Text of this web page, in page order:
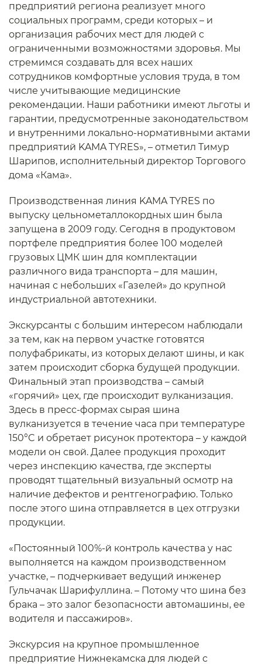
предприятий региона реализует много
социальных программ, среди которых – и
организация рабочих мест для людей с
ограниченными возможностями здоровья. Мы
стремимся создавать для всех наших
сотрудников комфортные условия труда, в том
числе учитывающие медицинские
рекомендации. Наши работники имеют льготы и
гарантии, предусмотренные законодательством
и внутренними локально-нормативными актами
предприятий KAMA TYRES», – отметил Тимур
Шарипов, исполнительный директор Торгового
дома «Кама».
Производственная линия KAMA TYRES по
выпуску цельнометаллокордных шин была
запущена в 2009 году. Сегодня в продуктовом
портфеле предприятия более 100 моделей
грузовых ЦМК шин для комплектации
различного вида транспорта – для машин,
начиная с небольших «Газелей» до крупной
индустриальной автотехники.
Экскурсанты с большим интересом наблюдали
за тем, как на первом участке готовятся
полуфабрикаты, из которых делают шины, и как
затем происходит сборка будущей продукции.
Финальный этап производства – самый
«горячий» цех, где происходит вулканизация.
Здесь в пресс-формах сырая шина
вулканизуется в течение часа при температуре
150°C и обретает рисунок протектора – у каждой
модели он свой. Далее продукция проходит
через инспекцию качества, где эксперты
проводят тщательный визуальный осмотр на
наличие дефектов и рентгенографию. Только
после этого шина отправляется в цех отгрузки
продукции.
«Постоянный 100%-й контроль качества у нас
выполняется на каждом производственном
участке, – подчеркивает ведущий инженер
Гульчачак Шарифуллина. – Потому что шина без
брака – это залог безопасности автомашины, ее
водителя и пассажиров».
Экскурсия на крупное промышленное
предприятие Нижнекамска для людей с